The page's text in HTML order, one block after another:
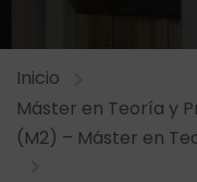
Inicio
Máster en Teoría y
(M2) – Máster en